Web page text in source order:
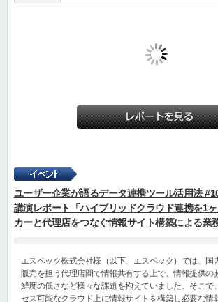
ユーザー企業が語るデータ連携ツール活用法
講演レポート「ハイブリッドクラウド連携を1
カーと代理店をつなぐ情報サイト構築による業
エスペック株式会社様（以下、エスペック）では、国
販売を担う代理店間で情報共有する上で、情報提供の
鮮度の低さなど様々な課題を抱えていました。そこで
セス可能なクラウド上に情報サイトを構築し必要な情